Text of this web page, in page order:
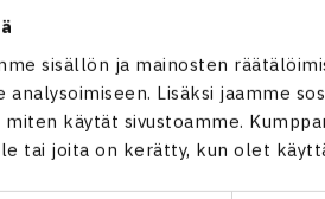
sisällön ja mainosten
Lisäksi jaamme
käytät sivustoamme.
tai joita on kerätty, kun olet